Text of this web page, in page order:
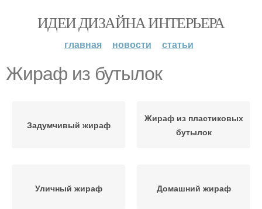
ИДЕИ ДИЗАЙНА ИНТЕРЬЕРА
главная новости статьи
Жираф из бутылок
Задумчивый жираф
Жираф из пластиковых
бутылок
Уличный жираф Домашний жираф